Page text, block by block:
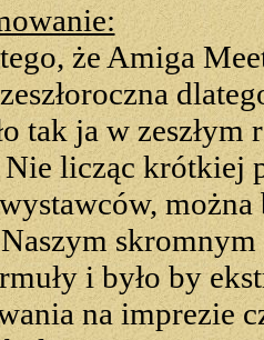
że Amiga
tak ja w
licząc krótkiej
skromnym
i było by
na imprezie